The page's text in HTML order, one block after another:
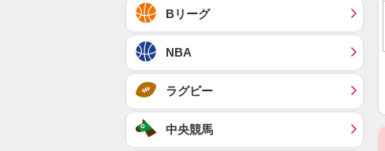
Bリーグ
NBA
ラグビー
中央競馬